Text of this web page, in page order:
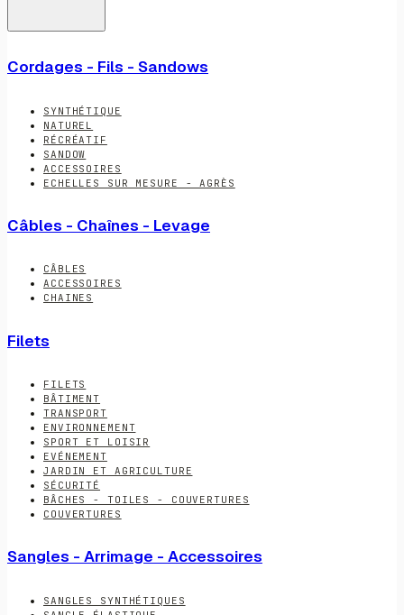
Cordages - Fils - Sandows
SYNTHÉTIQUE
NATUREL
RÉCRÉATIF
SANDOW
ACCESSOIRES
ECHELLES SUR MESURE - AGRÈS
Câbles - Chaînes - Levage
CÂBLES
ACCESSOIRES
CHAINES
Filets
FILETS
BÂTIMENT
TRANSPORT
ENVIRONNEMENT
SPORT ET LOISIR
EVÉNEMENT
JARDIN ET AGRICULTURE
SÉCURITÉ
BÂCHES - TOILES - COUVERTURES
COUVERTURES
Sangles - Arrimage - Accessoires
SANGLES SYNTHÉTIQUES